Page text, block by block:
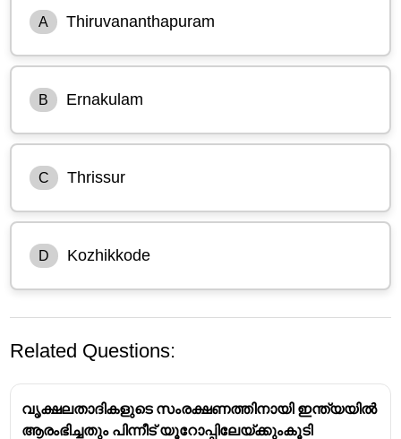
A Thiruvananthapuram
B Ernakulam
C Thrissur
D Kozhikkode
Related Questions:
വൃക്ഷലതാദികളുടെ സംരക്ഷണത്തിനായി ഇന്ത്യയിൽ
ആരംഭിച്ചതും പിന്നീട് യൂറോപ്പിലേയ്ക്കുംകൂടി